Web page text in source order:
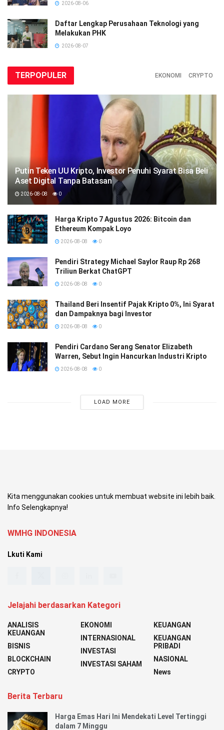
2026-08-06
Daftar Lengkap Perusahaan Teknologi yang
Melakukan PHK
2026-08-07
TERPOPULER EKONOMI CRYPTO
Putin Teken UU Kripto, Investor Penuhi Syarat Bisa Beli
Aset Digital Tanpa Batasan
2026-08-08 0
Harga Kripto 7 Agustus 2026: Bitcoin dan
Ethereum Kompak Loyo
2026-08-08 0
Pendiri Strategy Michael Saylor Raup Rp 268
Triliun Berkat ChatGPT
2026-08-08 0
Thailand Beri Insentif Pajak Kripto 0%, Ini Syarat
dan Dampaknya bagi Investor
2026-08-08 0
Pendiri Cardano Serang Senator Elizabeth
Warren, Sebut Ingin Hancurkan Industri Kripto
2026-08-08 0
LOAD MORE
Kita menggunakan cookies untuk membuat website ini lebih baik.
Info Selengkapnya!
WMHG INDONESIA
Lkuti Kami
Jelajahi berdasarkan Kategori
ANALISIS
KEUANGAN
BISNIS
BLOCKCHAIN
CRYPTO
EKONOMI
INTERNASIONAL
INVESTASI
INVESTASI SAHAM
KEUANGAN
KEUANGAN
PRIBADI
NASIONAL
News
Berita Terbaru
Harga Emas Hari Ini Mendekati Level Tertinggi
dalam 7 Minggu